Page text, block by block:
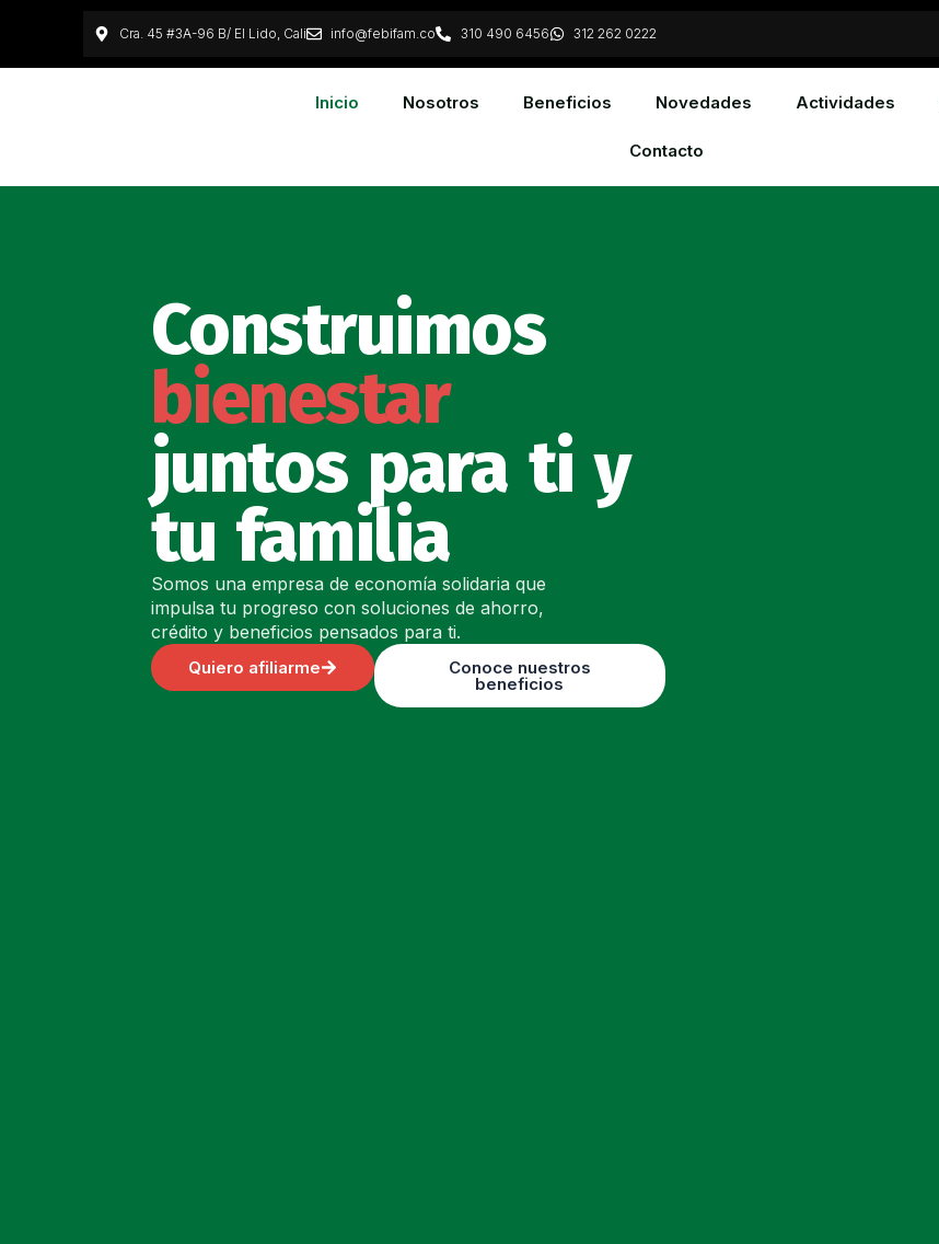
contenido
Cra. 45 #3A-96 B/ El Lido, Cali info@febifam.co 310 490 6456 312 262 0222
Inicio Nosotros Beneficios Novedades Actividades
Contacto
Construimos
bienestar
juntos para ti y
tu familia
Somos una empresa de economía solidaria que
impulsa tu progreso con soluciones de ahorro,
crédito y beneficios pensados para ti.
Quiero afiliarme Conoce nuestros
beneficios